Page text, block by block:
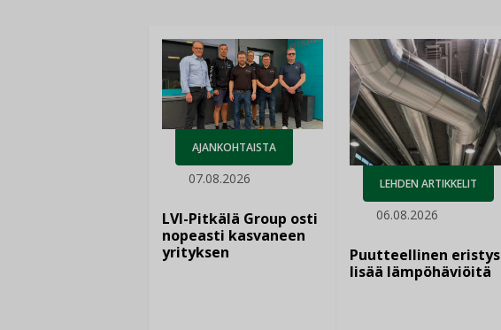
AJANKOHTAISTA
07.08.2026
LVI-Pitkälä Group osti
nopeasti kasvaneen
yrityksen
LEHDEN ARTIKKELIT
06.08.2026
Puutteellinen eristys
lisää lämpöhäviöitä